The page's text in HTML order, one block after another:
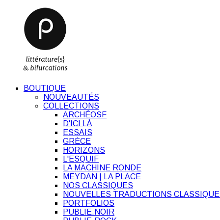
BOUTIQUE
NOUVEAUTÉS
COLLECTIONS
ARCHÉOSF
D'ICI LÀ
ESSAIS
GRÈCE
HORIZONS
L'ESQUIF
LA MACHINE RONDE
MEYDAN | LA PLACE
NOS CLASSIQUES
NOUVELLES TRADUCTIONS
PORTFOLIOS
PUBLIE.NOIR